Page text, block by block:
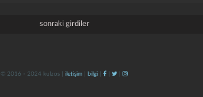
sonraki girdiler
© 2016 - 2024 kulzos | iletişim bilgi